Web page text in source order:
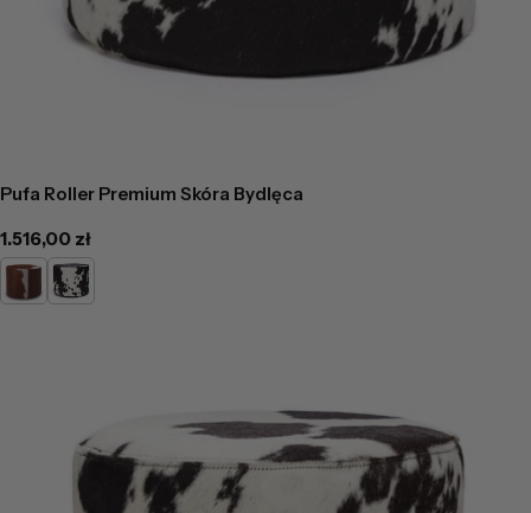
Pufa Roller Premium Skóra Bydlęca
Cena
regularna
1.516,00 zł
Jasno
Brązowa
Łaciaty